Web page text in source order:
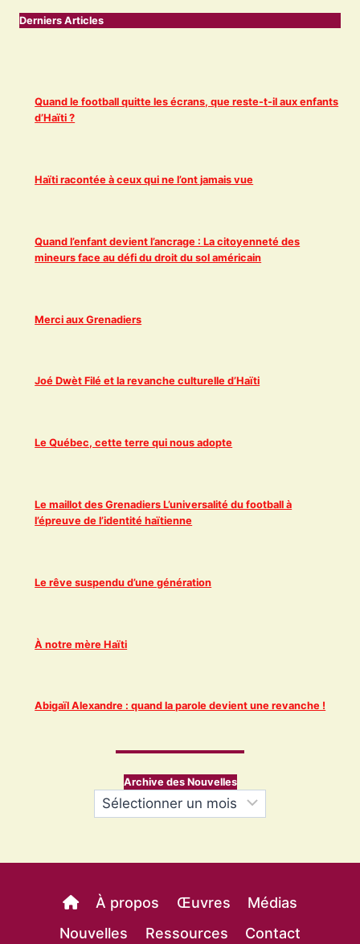
Derniers Articles
Quand le football quitte les écrans, que reste-t-il aux enfants
d’Haïti ?
Haïti racontée à ceux qui ne l’ont jamais vue
Quand l’enfant devient l’ancrage : La citoyenneté des
mineurs face au défi du droit du sol américain
Merci aux Grenadiers
Joé Dwèt Filé et la revanche culturelle d’Haïti
Le Québec, cette terre qui nous adopte
Le maillot des Grenadiers L’universalité du football à
l’épreuve de l’identité haïtienne
Le rêve suspendu d’une génération
À notre mère Haïti
Abigaïl Alexandre : quand la parole devient une revanche !
Archive des Nouvelles
Archives
À propos Œuvres
Médias
Nouvelles
Ressources Contact